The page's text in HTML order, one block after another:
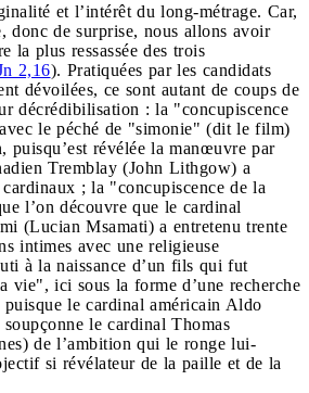
et l’intérêt du long-métrage. Car,
donc de surprise, nous allons avoir
la plus ressassée des trois
2,16). Pratiquées par les candidats
dévoilées, ce sont autant de coups de
décrédibilisation : la "concupiscence
le péché de "simonie" (dit le film)
puisqu’est révélée la manœuvre par
Tremblay (John Lithgow) a
cardinaux ; la "concupiscence de la
l’on découvre que le cardinal
(Lucian Msamati) a entretenu trente
intimes avec une religieuse
à la naissance d’un fils qui fut
vie", ici sous la forme d’une recherche
puisque le cardinal américain Aldo
le cardinal Thomas
de l’ambition qui le ronge lui-
si révélateur de la paille et de la